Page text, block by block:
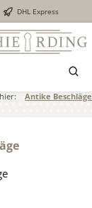
DHL Express
Antike Beschläge